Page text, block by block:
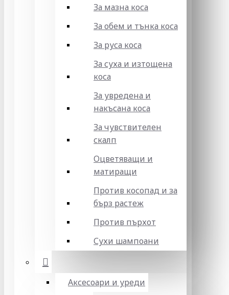
За мазна коса
За обем и тънка коса
За руса коса
За суха и изтощена
коса
За увредена и
накъсана коса
За чувствителен
скалп
Оцветяващи и
матиращи
Против косопад и за
бърз растеж
Против пърхот
Сухи шампоани
Аксесоари и уреди